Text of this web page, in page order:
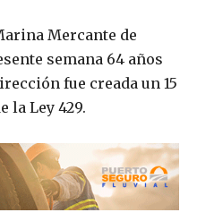
Mercante de
semana 64 años
fue creada un 15
la Ley 429.